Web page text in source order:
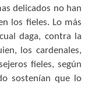
delicados no han
los fieles. Lo más
daga, contra la
los cardenales,
fieles, según
sostenían que lo